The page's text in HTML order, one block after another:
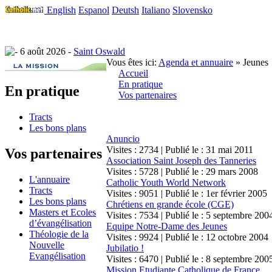
English Espanol Deutsh Italiano Slovensko
6 août 2026 - Saint Oswald
En pratique
Tracts
Les bons plans
Vos partenaires
L'annuaire
Tracts
Les bons plans
Masters et Ecoles
d’évangélisation
Théologie de la
Nouvelle
Evangélisation
Vous êtes ici: Agenda et annuaire » Jeunes
Accueil
En pratique
Vos partenaires
Anuncio
Visites : 2734 | Publié le : 31 mai 2011
Association Saint Joseph des Tanneries
Visites : 5728 | Publié le : 29 mars 2008
Catholic Youth World Network
Visites : 9051 | Publié le : 1er février 2005
Chrétiens en grande école (CGE)
Visites : 7534 | Publié le : 5 septembre
Equipe Notre-Dame des Jeunes
Visites : 9924 | Publié le : 12 octobre 2004
Jubilatio !
Visites : 6470 | Publié le : 8 septembre
Mission Etudiante Catholique de France